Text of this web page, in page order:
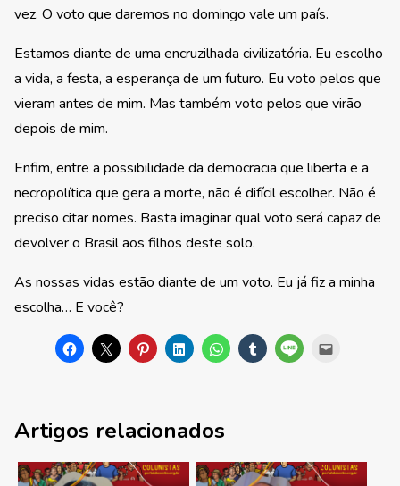
vez. O voto que daremos no domingo vale um país.
Estamos diante de uma encruzilhada civilizatória. Eu escolho
a vida, a festa, a esperança de um futuro. Eu voto pelos que
vieram antes de mim. Mas também voto pelos que virão
depois de mim.
Enfim, entre a possibilidade da democracia que liberta e a
necropolítica que gera a morte, não é difícil escolher. Não é
preciso citar nomes. Basta imaginar qual voto será capaz de
devolver o Brasil aos filhos deste solo.
As nossas vidas estão diante de um voto. Eu já fiz a minha
escolha… E você?
Artigos relacionados